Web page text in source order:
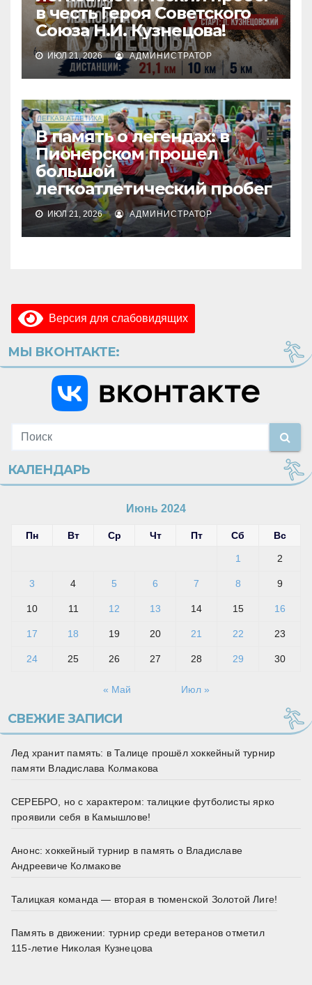
в честь Героя Советского
Союза Н.И. Кузнецова!
ИЮЛ 21, 2026 АДМИНИСТРАТОР
ЛЕГКАЯ АТЛЕТИКА
В память о легендах: в
Пионерском прошел
большой
легкоатлетический пробег
ИЮЛ 21, 2026 АДМИНИСТРАТОР
Версия для слабовидящих
МЫ ВКОНТАКТЕ:
КАЛЕНДАРЬ
Июнь 2024
Пн Вт Ср Чт Пт Сб Вс
1 2
3 4 5 6 7 8 9
10 11 12 13 14 15 16
17 18 19 20 21 22 23
24 25 26 27 28 29 30
« Май Июл »
СВЕЖИЕ ЗАПИСИ
Лед хранит память: в Талице прошёл хоккейный турнир
памяти Владислава Колмакова
СЕРЕБРО, но с характером: талицкие футболисты ярко
проявили себя в Камышлове!
Анонс: хоккейный турнир в память о Владиславе
Андреевиче Колмакове
Талицкая команда — вторая в тюменской Золотой Лиге!
Память в движении: турнир среди ветеранов отметил
115‑летие Николая Кузнецова